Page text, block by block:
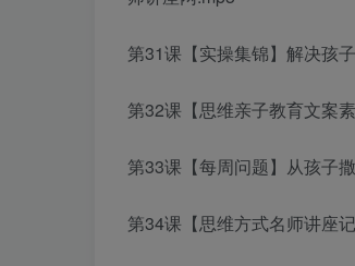
第31课【实操集锦】解决孩
第32课【思维亲子教育文案
第33课【每周问题】从孩子
第34课【思维方式名师讲座